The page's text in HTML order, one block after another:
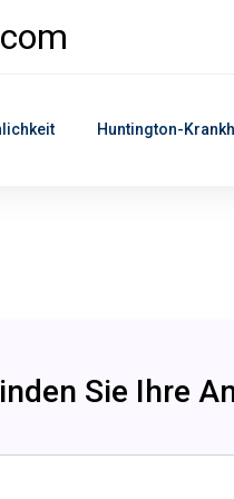
Huntington-
Sie Ihre